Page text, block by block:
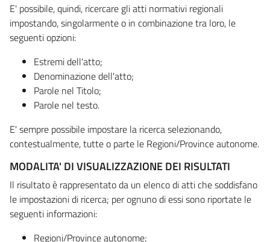
E' possibile, quindi, ricercare gli atti normativi regionali
impostando, singolarmente o in combinazione tra loro, le
seguenti opzioni:
Estremi dell'atto;
Denominazione dell'atto;
Parole nel Titolo;
Parole nel testo.
E' sempre possibile impostare la ricerca selezionando,
contestualmente, tutte o parte le Regioni/Province autonome.
MODALITA' DI VISUALIZZAZIONE DEI RISULTATI
Il risultato è rappresentato da un elenco di atti che soddisfano
le impostazioni di ricerca; per ognuno di essi sono riportate le
seguenti informazioni:
Regioni/Province autonome;